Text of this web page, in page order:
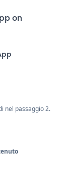
on
nel passaggio 2.